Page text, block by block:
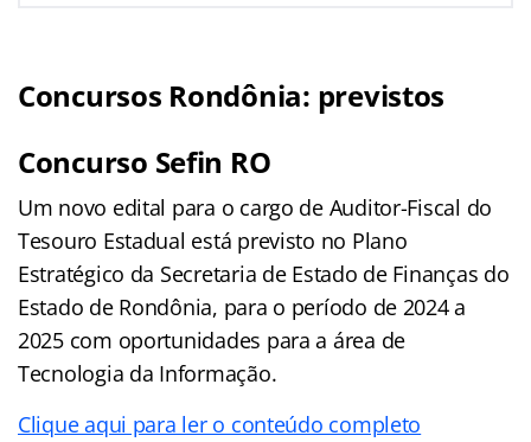
Concursos Rondônia: previstos
Concurso Sefin RO
Um novo edital para o cargo de Auditor-Fiscal do
Tesouro Estadual está previsto no Plano
Estratégico da Secretaria de Estado de Finanças do
Estado de Rondônia, para o período de 2024 a
2025 com oportunidades para a área de
Tecnologia da Informação.
Clique aqui para ler o conteúdo completo